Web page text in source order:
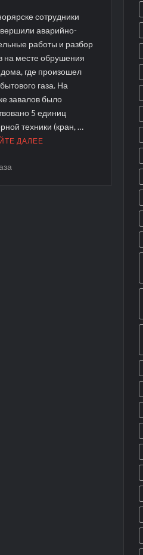
сотрудники
аварийно-
работы и разбор
на месте обрушения
где произошел
газа. На
завалов было
5 единиц
техники (кран, …
ДАЛЕЕ